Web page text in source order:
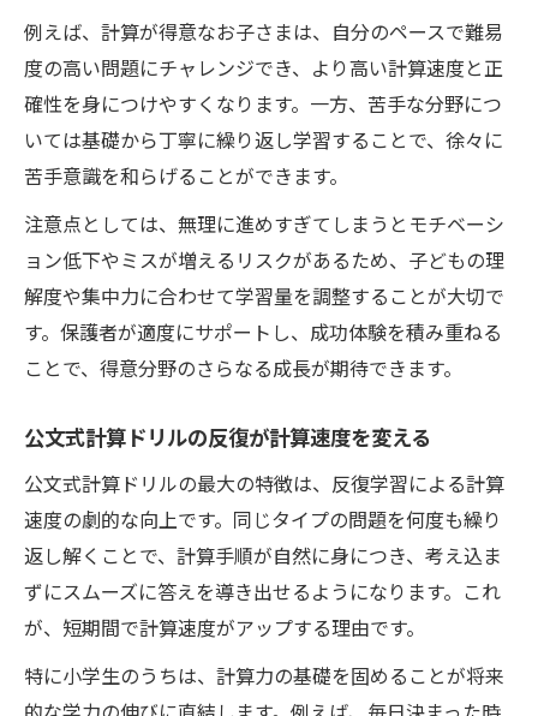
例えば、計算が得意なお子さまは、自分のペースで難易
度の高い問題にチャレンジでき、より高い計算速度と正
確性を身につけやすくなります。一方、苦手な分野につ
いては基礎から丁寧に繰り返し学習することで、徐々に
苦手意識を和らげることができます。
注意点としては、無理に進めすぎてしまうとモチベーシ
ョン低下やミスが増えるリスクがあるため、子どもの理
解度や集中力に合わせて学習量を調整することが大切で
す。保護者が適度にサポートし、成功体験を積み重ねる
ことで、得意分野のさらなる成長が期待できます。
公文式計算ドリルの反復が計算速度を変える
公文式計算ドリルの最大の特徴は、反復学習による計算
速度の劇的な向上です。同じタイプの問題を何度も繰り
返し解くことで、計算手順が自然に身につき、考え込ま
ずにスムーズに答えを導き出せるようになります。これ
が、短期間で計算速度がアップする理由です。
特に小学生のうちは、計算力の基礎を固めることが将来